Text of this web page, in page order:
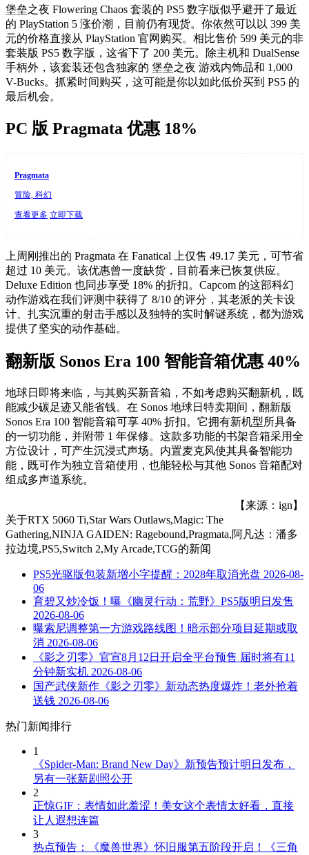
堡垒之夜 Flowering Chaos 套装的 PS5 数字版似乎避开了最近
的 PlayStation 5 涨价潮，目前仍有现货。你依然可以以 399 美
元的价格直接从 PlayStation 官网购买。相比售价 599 美元的非
套装版 PS5 数字版，这省下了 200 美元。除主机和 DualSense
手柄外，该套装还包含独家的 堡垒之夜 游戏内饰品和 1,000
V-Bucks。抓紧时间购买，这可能是你以如此低价买到 PS5 的
最后机会。
PC 版 Pragmata 优惠 18%
Pragmata
冒险, 科幻
查看更多 立即下载
上周刚推出的 Pragmata 在 Fanatical 上仅售 49.17 美元，可节省
超过 10 美元。该优惠曾一度缺货，目前看来已恢复供应。
Deluxe Edition 也同步享受 18% 的折扣。Capcom 的这部科幻
动作游戏在我们评测中获得了 8/10 的评分，其老派的关卡设
计、扎实沉重的射击手感以及独特的实时解谜系统，都为游戏
提供了坚实的动作基础。
翻新版 Sonos Era 100 智能音箱优惠 40%
地球日即将来临，与其购买新音箱，不如考虑购买翻新机，既
能减少碳足迹又能省钱。在 Sonos 地球日特卖期间，翻新版
Sonos Era 100 智能音箱可享 40% 折扣。它拥有新机型所具备
的一切功能，并附带 1 年保修。这款多功能的书架音箱采用全
方位设计，可产生沉浸式声场。内置麦克风使其具备智能功
能，既可作为独立音箱使用，也能轻松与其他 Sonos 音箱配对
组成多声道系统。
【来源：ign】
关于RTX 5060 Ti,Star Wars Outlaws,Magic: The
Gathering,NINJA GAIDEN: Ragebound,Pragmata,阿凡达：潘多
拉边境,PS5,Switch 2,My Arcade,TCG的新闻
PS5光驱版包装新增小字提醒：2028年取消光盘 2026-08-
06
育碧又炒冷饭！曝《幽灵行动：荒野》PS5版明日发售
2026-08-06
曝索尼调整第一方游戏路线图！暗示部分项目延期或取
消 2026-08-06
《影之刃零》官宣8月12日开启全平台预售 届时将有11
分钟新实机 2026-08-06
国产武侠新作《影之刃零》新动态热度爆炸！老外抢着
送钱 2026-08-06
热门新闻排行
1
《Spider-Man: Brand New Day》新预告预计明日发布，
另有一张新剧照公开
2
正惊GIF：表情如此羞涩！美女这个表情太好看，直接
让人遐想连篇
3
热点预告：《魔兽世界》怀旧服第五阶段开启！《三角